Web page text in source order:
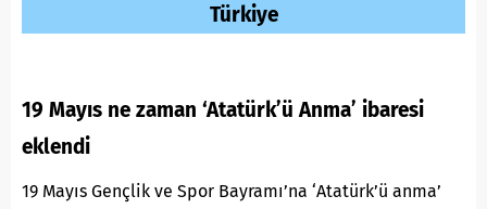
Türkiye
19 Mayıs ne zaman ‘Atatürk’ü Anma’ ibaresi
eklendi
19 Mayıs Gençlik ve Spor Bayramı’na ‘Atatürk’ü anma’